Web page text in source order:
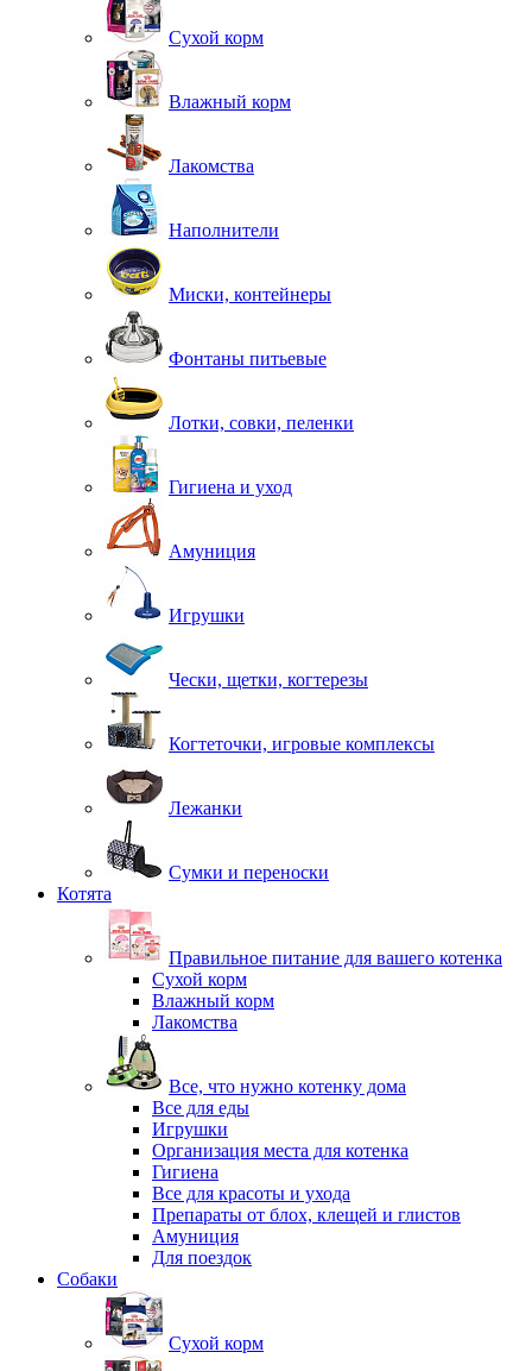
Сухой корм
Влажный корм
Лакомства
Наполнители
Миски, контейнеры
Фонтаны питьевые
Лотки, совки, пеленки
Гигиена и уход
Амуниция
Игрушки
Чески, щетки, когтерезы
Когтеточки, игровые комплексы
Лежанки
Сумки и переноски
Котята
Правильное питание для вашего котенка
Сухой корм
Влажный корм
Лакомства
Все, что нужно котенку дома
Все для еды
Игрушки
Организация места для котенка
Гигиена
Все для красоты и ухода
Препараты от блох, клещей и глистов
Амуниция
Для поездок
Собаки
Сухой корм